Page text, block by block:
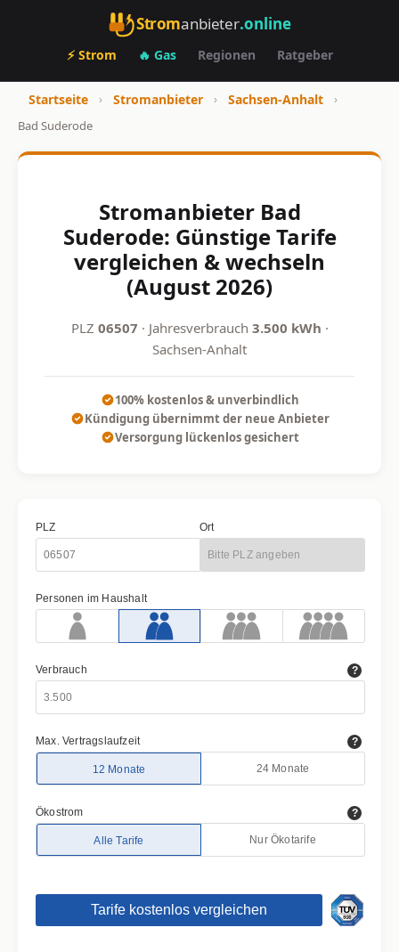
Stromanbieter.online
⚡ Strom 🔥 Gas Regionen Ratgeber
Startseite › Stromanbieter › Sachsen-Anhalt
›
Bad Suderode
Stromanbieter Bad
Suderode: Günstige Tarife
vergleichen & wechseln
(August 2026)
PLZ 06507 · Jahresverbrauch 3.500 kWh ·
Sachsen-Anhalt
100% kostenlos & unverbindlich
Kündigung übernimmt der neue Anbieter
Versorgung lückenlos gesichert